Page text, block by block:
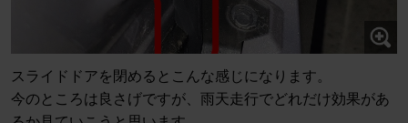
スライドドアを閉めるとこんな感じになります。
今のところは良さげですが、雨天走行でどれだけ効果があ